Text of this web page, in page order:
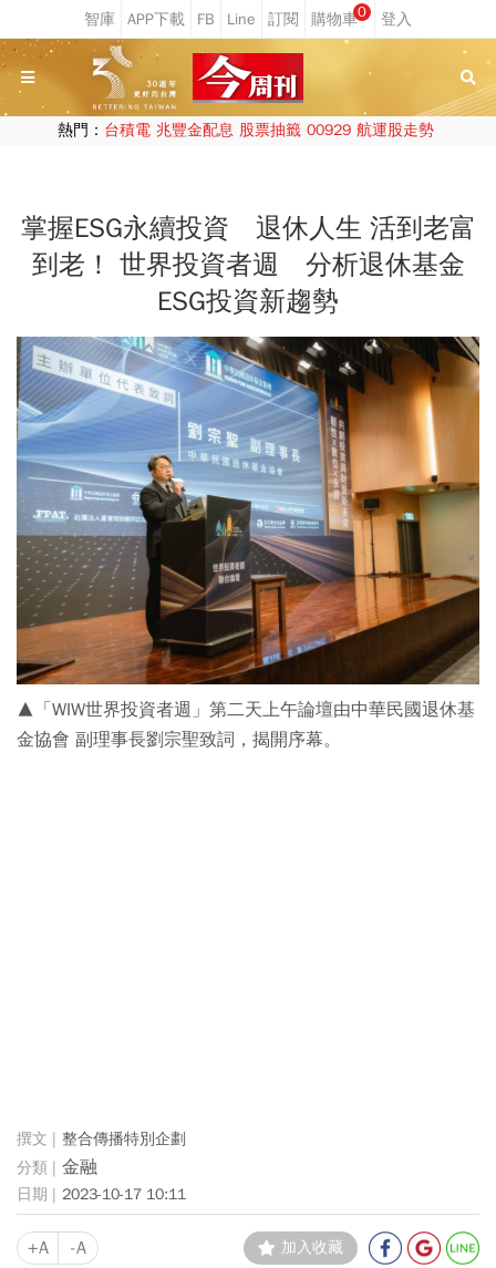
0
熱門： 台積電 兆豐金配息 股票抽籤 00929 航運股走勢
掌握ESG永續投資 退休人生 活到老富
到老！ 世界投資者週 分析退休基金
ESG投資新趨勢
▲「WIW世界投資者週」第二天上午論壇由中華民國退休基
金協會 副理事長劉宗聖致詞，揭開序幕。
整合傳播特別企劃
金融
2023-10-17 10:11
+A -A 加入收藏